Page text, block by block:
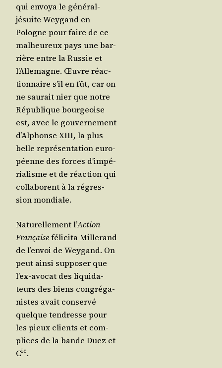
qui envoya le géné­ral-
jésuite Wey­gand en
Pologne pour faire de ce
mal­heu­reux pays une bar­
rière entre la Rus­sie et
l’Al­le­magne. Œuvre réac­
tion­naire s’il en fût, car on
ne sau­rait nier que notre
Répu­blique bour­geoise
est, avec le gou­ver­ne­ment
d’Al­phonse XIII, la plus
belle repré­sen­ta­tion euro­
péenne des forces d’im­pé­
ria­lisme et de réac­tion qui
col­la­borent à la régres­
sion mondiale.
Natu­rel­le­ment l’Action
Fran­çaiseféli­ci­ta Mil­le­rand
de l’en­voi de Wey­gand. On
peut ain­si sup­po­ser que
l’ex-avo­cat des liqui­da­
teurs des biens congré­ga­
nistes avait conser­vé
quelque ten­dresse pour
les pieux clients et com­
plices de la bande Duez et
Cie.